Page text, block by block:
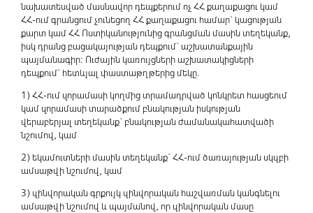
նախատեսված մասնավոր դեպքերում ոչ ՀՀ քաղաքացու կամ
ՀՀ-ում գրանցում չունեցող ՀՀ քաղաքացու համար` կացության
քարտ կամ ՀՀ Ոստիկանությունից գրանցման մասին տեղեկանք,
իսկ դրանց բացակայության դեպքում` աշխատանքային
պայմանագիր: Ուժային կառույցների աշխատակիցների
դեպքում` հետևյալ փաստաթղթերից մեկը.
1) ՀՀ-ում զորամասի կողմից տրամադրված կոնկրետ հասցեում
կամ զորամասի տարածքում բնակության իսկության
վերաբերյալ տեղեկանք` բնակության ժամանակահատվածի
նշումով, կամ
2) եկամուտների մասին տեղեկանք` ՀՀ-ում ծառայության սկզբի
ամսաթվի նշումով, կամ
3) զինվորական գրքույկ զինվորական հաշվառման կանգնելու
ամսաթվի նշումով և պայմանով, որ զինվորական մասը